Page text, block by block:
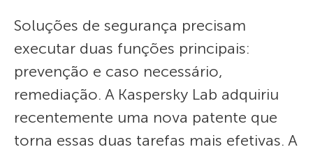
Soluções de segurança precisam
executar duas funções principais:
prevenção e caso necessário,
remediação. A Kaspersky Lab adquiriu
recentemente uma nova patente que
torna essas duas tarefas mais efetivas. A